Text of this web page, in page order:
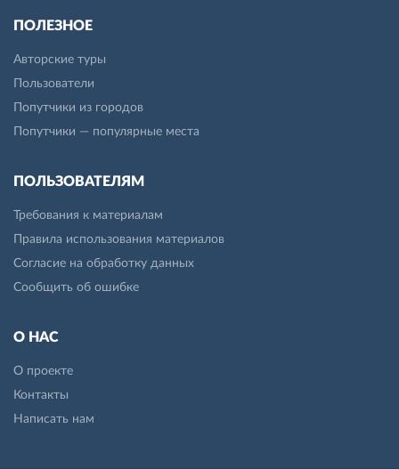
ПОЛЕЗНОЕ
Авторские туры
Пользователи
Попутчики из городов
Попутчики — популярные места
ПОЛЬЗОВАТЕЛЯМ
Требования к материалам
Правила использования материалов
Согласие на обработку данных
Сообщить об ошибке
О НАС
О проекте
Контакты
Написать нам